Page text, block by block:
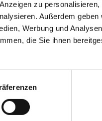
zu
Außerdem
Werbung und
die Sie ihnen
Karton
x 230 mm, PE